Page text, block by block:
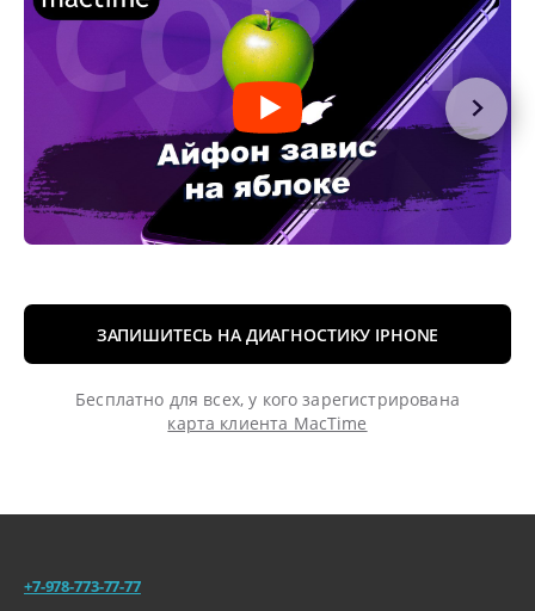
ЗАПИШИТЕСЬ НА ДИАГНОСТИКУ IPHONE
Бесплатно для всех, у кого зарегистрирована
карта клиента MacTime
+7-978-773-77-77